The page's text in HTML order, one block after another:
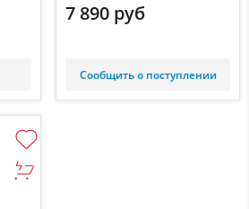
7 890 руб
Сообщить о поступлении